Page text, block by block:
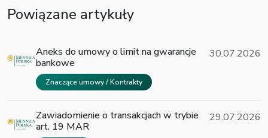
Powiązane artykuły
Aneks do umowy o limit na gwarancje
bankowe
Znaczące umowy / Kontrakty
30.07.2026
Zawiadomienie o transakcjach w trybie
art. 19 MAR
29.07.2026